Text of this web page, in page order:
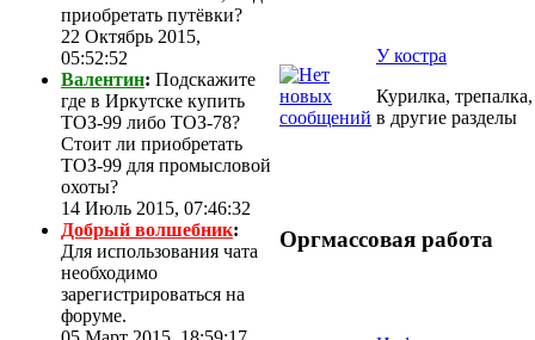
приобретать путёвки?
22 Октябрь 2015,
05:52:52
Валентин: Подскажите
где в Иркутске купить
ТОЗ-99 либо ТОЗ-78?
Стоит ли приобретать
ТОЗ-99 для промысловой
охоты?
14 Июль 2015, 07:46:32
Добрый волшебник:
Для использования чата
необходимо
зарегистрироваться на
форуме.
У костра
Курилка,
в другие разделы
Оргмассовая работа